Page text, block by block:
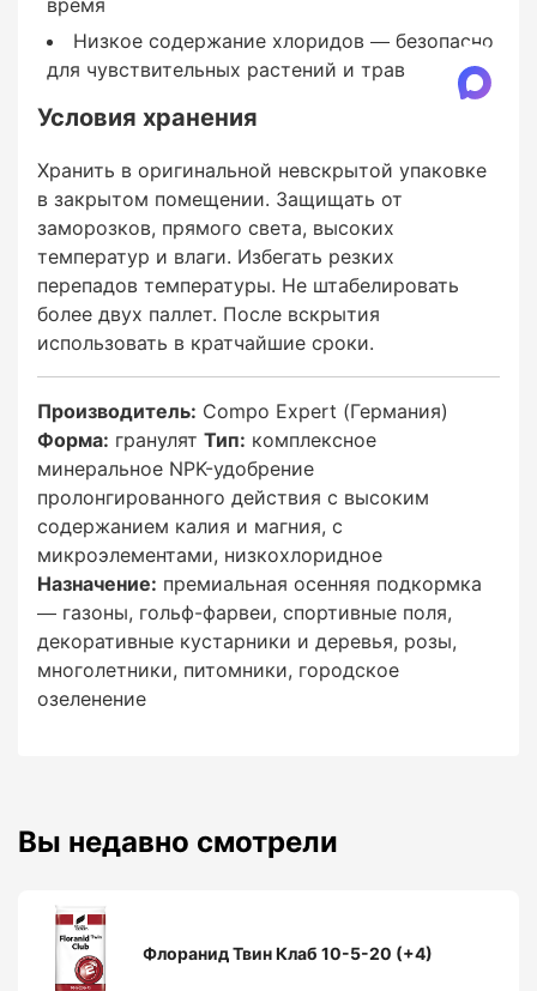
30–40 г/м²
1 раз в сентябре–октябре
Премиум газоны / гольф-фарвеи (поздняя
осень)
40–60 г/м²
1 раз
Спортивные поля перед зимой
40–50 г/м²
Декоративные кустарники / розы (осень)
30–60 г/м² (приствольный круг)
1–2 раза
Низкое содержание хлоридов — безопасно
для чувствительных растений и трав
Условия хранения
Хранить в оригинальной невскрытой упаковке
в закрытом помещении. Защищать от
заморозков, прямого света, высоких
температур и влаги. Избегать резких
перепадов температуры. Не штабелировать
более двух паллет. После вскрытия
использовать в кратчайшие сроки.
Производитель: Compo Expert (Германия)
Форма: гранулят Тип: комплексное
минеральное NPK-удобрение
пролонгированного действия с высоким
содержанием калия и магния, с
микроэлементами, низкохлоридное
Назначение: премиальная осенняя подкормка
— газоны, гольф-фарвеи, спортивные поля,
декоративные кустарники и деревья, розы,
многолетники, питомники, городское
озеленение
Вы недавно смотрели
Флоранид Твин Клаб 10-5-20 (+4)